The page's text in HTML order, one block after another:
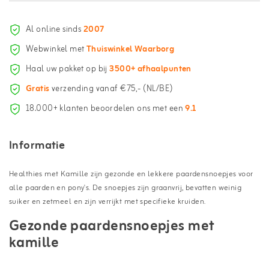
Al online sinds2007
Webwinkel metThuiswinkel Waarborg
Haal uw pakket op bij3500+ afhaalpunten
Gratisverzending vanaf €75,- (NL/BE)
18.000+ klanten beoordelen ons met een9.1
Informatie
Healthies met Kamille zijn gezonde en lekkere paardensnoepjes voor
alle paarden en pony's. De snoepjes zijn graanvrij, bevatten weinig
suiker en zetmeel en zijn verrijkt met specifieke kruiden.
Gezonde paardensnoepjes met
kamille